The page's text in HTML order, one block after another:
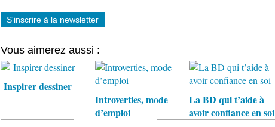
S'inscrire à la newsletter
Vous aimerez aussi :
Inspirer dessiner
Introverties, mode
d’emploi
La BD qui t’aide à
avoir confiance en soi